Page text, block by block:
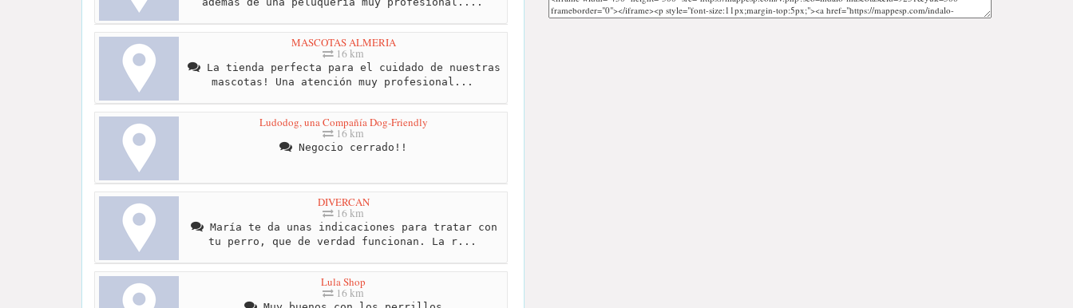
MASCOTAS ALMERIA
16 km
La tienda perfecta para el cuidado de nuestras
mascotas! Una atención muy profesional...
Ludodog, una Compañía Dog-Friendly
16 km
Negocio cerrado!!
DIVERCAN
16 km
María te da unas indicaciones para tratar con
tu perro, que de verdad funcionan. La r...
Lula Shop
16 km